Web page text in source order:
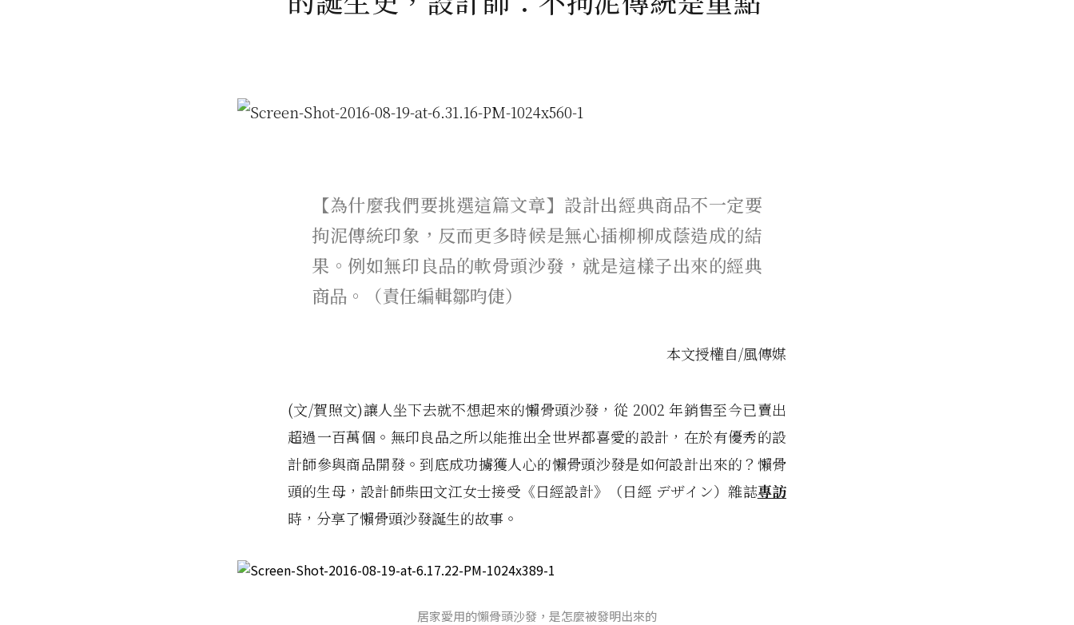
【為什麼我們要挑選這篇文章】設計出經典商品不一定要
拘泥傳統印象，反而更多時候是無心插柳柳成蔭造成的結
果。例如無印良品的軟骨頭沙發，就是這樣子出來的經典
商品。（責任編輯鄒昀倢）
本文授權自/風傳媒
(文/賀照文)讓人坐下去就不想起來的懶骨頭沙發，從 2002 年銷售至今已賣出
超過一百萬個。無印良品之所以能推出全世界都喜愛的設計，在於有優秀的設
計師參與商品開發。到底成功擄獲人心的懶骨頭沙發是如何設計出來的？懶骨
頭的生母，設計師柴田文江女士接受《日經設計》（日經 デザイン）雜誌專訪
時，分享了懶骨頭沙發誕生的故事。
居家愛用的懶骨頭沙發，是怎麼被發明出來的